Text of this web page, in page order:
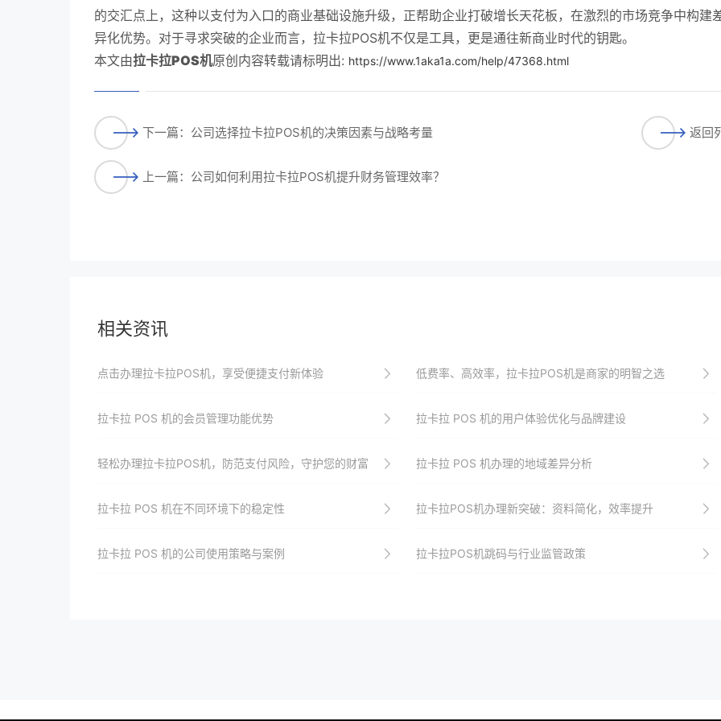
的交汇点上，这种以支付为入口的商业基础设施升级，正帮助企业打破增长天花板，在激烈的市场竞争中构建
异化优势。对于寻求突破的企业而言，拉卡拉POS机不仅是工具，更是通往新商业时代的钥匙。
本文由拉卡拉POS机原创内容转载请标明出: https://www.1aka1a.com/help/47368.html
下一篇：公司选择拉卡拉POS机的决策因素与战略考量
上一篇：公司如何利用拉卡拉POS机提升财务管理效率？
返回
相关资讯
点击办理拉卡拉POS机，享受便捷支付新体验 低费率、高效率，拉卡拉POS机是商家的明智之选
拉卡拉 POS 机的会员管理功能优势 拉卡拉 POS 机的用户体验优化与品牌建设
轻松办理拉卡拉POS机，防范支付风险，守护您的财富 拉卡拉 POS 机办理的地域差异分析
拉卡拉 POS 机在不同环境下的稳定性 拉卡拉POS机办理新突破：资料简化，效率提升
拉卡拉 POS 机的公司使用策略与案例 拉卡拉POS机跳码与行业监管政策